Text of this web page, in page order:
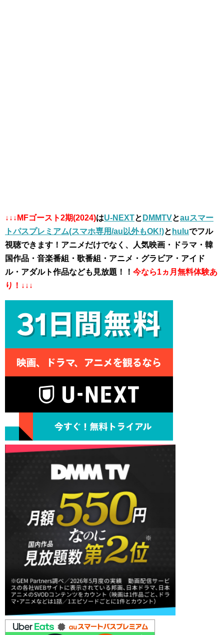
↓↓↓MFゴースト2期(2024)はU-NEXTと DMMTVとauスマー
トパスプレミアム(スマホ専用/au以外もOK!)と huluでフル
視聴できます！アニメだけでなく、人気映画・ドラマ・韓
国作品・音楽番組・歌番組・アニメ・グラビア・アイド
ル・アダルト作品なども見放題！！ 今なら1ヵ月無料体験あ
り！↓↓↓